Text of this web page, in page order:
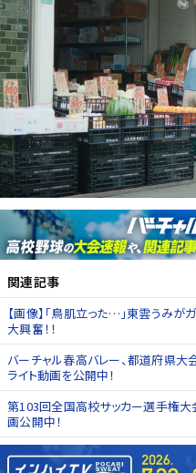
関連記事
【画像】「鳥肌立った…」東雲うみ
大興奮！！
バーチャル春高バレー、都道府県大
ライト動画を公開中！
第103回全国高校サッカー選手権大
画公開中！